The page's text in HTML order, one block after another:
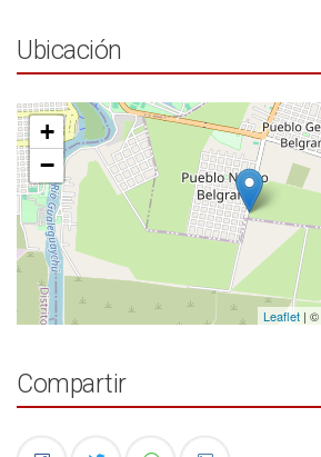
Ubicación
+
−
Leaflet | ©
Compartir